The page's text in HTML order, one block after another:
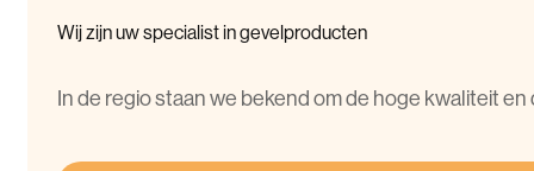
Wijzijnuwspecialistingevelproducten
In de regio staan we bekend om de hoge kwaliteit